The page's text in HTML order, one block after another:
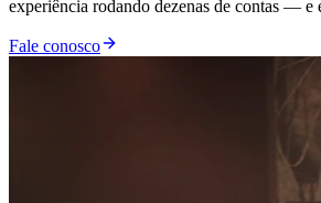
experiência rodando dezenas de contas — e
Fale conosco